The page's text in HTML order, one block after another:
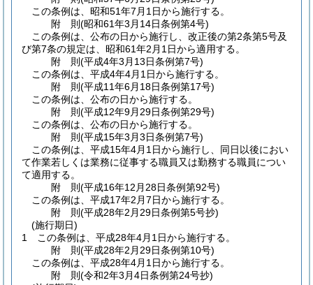
この条例は、昭和51年7月1日から施行する。
附 則(昭和61年3月14日条例第4号)
この条例は、公布の日から施行し、改正後の第2条第5号及
び第7条の規定は、昭和61年2月1日から適用する。
附 則(平成4年3月13日条例第7号)
この条例は、平成4年4月1日から施行する。
附 則(平成11年6月18日条例第17号)
この条例は、公布の日から施行する。
附 則(平成12年9月29日条例第29号)
この条例は、公布の日から施行する。
附 則(平成15年3月3日条例第7号)
この条例は、平成15年4月1日から施行し、同日以後におい
て作業若しくは業務に従事する職員又は勤務する職員につい
て適用する。
附 則(平成16年12月28日条例第92号)
この条例は、平成17年2月7日から施行する。
附 則(平成28年2月29日条例第5号抄)
(施行期日)
1
この条例は、平成28年4月1日から施行する。
附 則(平成28年2月29日条例第10号)
この条例は、平成28年4月1日から施行する。
附 則(令和2年3月4日条例第24号抄)